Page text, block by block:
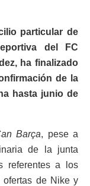
particular de
del FC
ha finalizado
de la
hasta junio de
Barça, pese a
de la junta
referentes a los
ofertas de Nike y